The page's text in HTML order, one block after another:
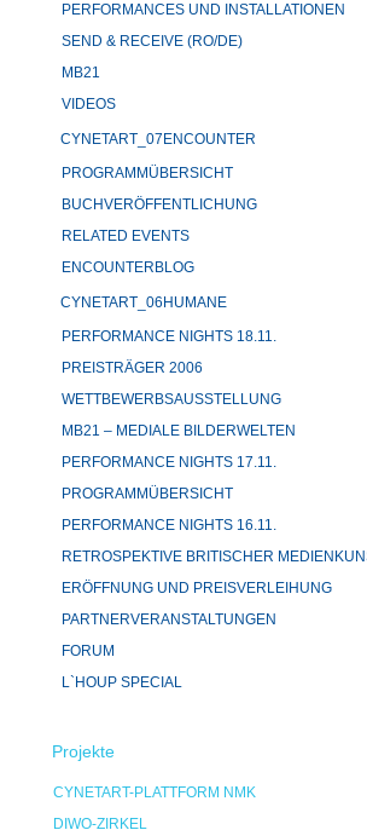
PERFORMANCES UND INSTALLATIONEN
SEND & RECEIVE (RO/DE)
MB21
VIDEOS
CYNETART_07ENCOUNTER
PROGRAMMÜBERSICHT
BUCHVERÖFFENTLICHUNG
RELATED EVENTS
ENCOUNTERBLOG
CYNETART_06HUMANE
PERFORMANCE NIGHTS 18.11.
PREISTRÄGER 2006
WETTBEWERBSAUSSTELLUNG
MB21 – MEDIALE BILDERWELTEN
PERFORMANCE NIGHTS 17.11.
PROGRAMMÜBERSICHT
PERFORMANCE NIGHTS 16.11.
RETROSPEKTIVE BRITISCHER
ERÖFFNUNG UND PREISVERLEIHUNG
PARTNERVERANSTALTUNGEN
FORUM
L`HOUP SPECIAL
Projekte
CYNETART-PLATTFORM NMK
DIWO-ZIRKEL